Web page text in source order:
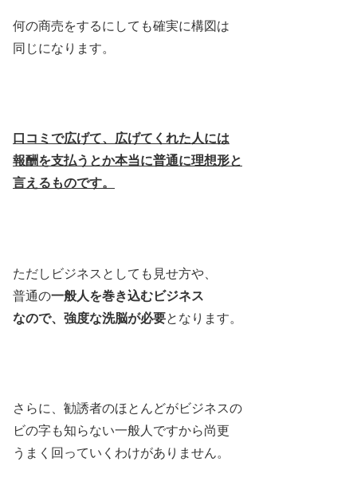
何の商売をするにしても確実に構図は
同じになります。
口コミで広げて、広げてくれた人には
報酬を支払うとか本当に普通に理想形と
言えるものです。
ただしビジネスとしても見せ方や、
普通の一般人を巻き込むビジネス
なので、強度な洗脳が必要となります。
さらに、勧誘者のほとんどがビジネスの
ビの字も知らない一般人ですから尚更
うまく回っていくわけがありません。